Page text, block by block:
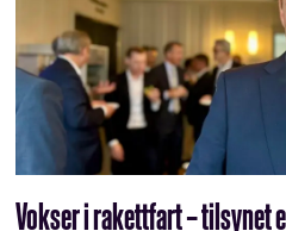
Vokser i rakettfart – tilsynet